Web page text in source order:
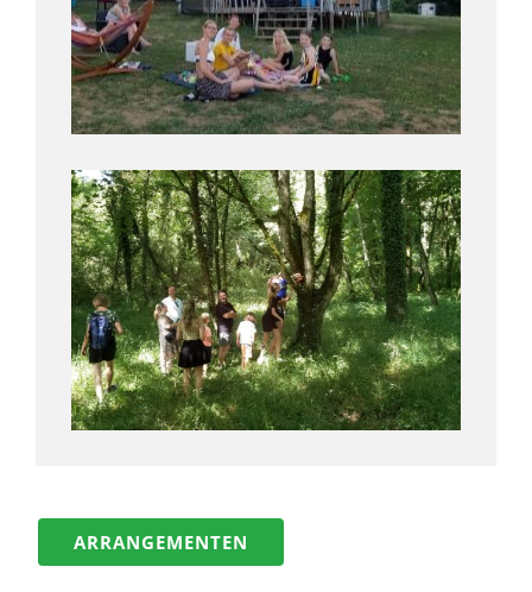
ARRANGEMENTEN